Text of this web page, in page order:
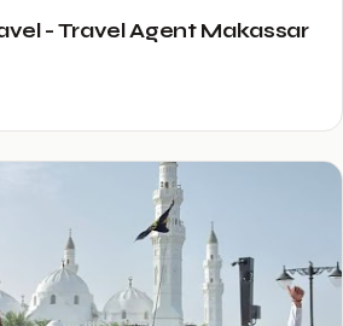
- Travel Agent Makassar